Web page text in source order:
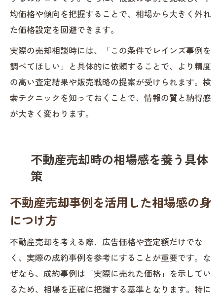
均価格や傾向を把握することで、相場から大きく外れ
た価格設定を回避できます。
実際の売却相談時には、「この条件でレインズ事例を
調べてほしい」と具体的に依頼することで、より精度
の高い査定結果や販売戦略の提案が受けられます。検
索テクニックを知っておくことで、情報の質と納得感
が大きく変わります。
不動産売却時の相場感を養う具体
策
不動産売却事例を活用した相場感の身
につけ方
不動産売却を考える際、広告価格や査定額だけでな
く、実際の成約事例を参考にすることが重要です。な
ぜなら、成約事例は「実際に売れた価格」を示してい
るため、相場を正確に把握する基準となります。特に